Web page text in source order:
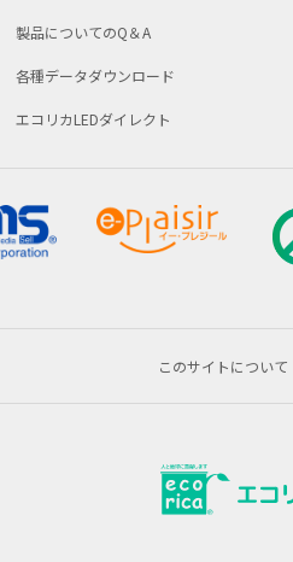
製品についてのQ＆A
各種データダウンロード
エコリカLEDダイレクト
このサイトについて